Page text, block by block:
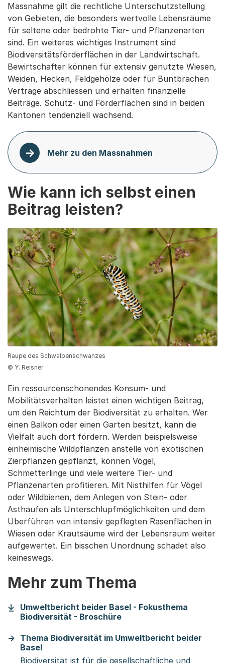
Massnahme gilt die rechtliche Unterschutzstellung
von Gebieten, die besonders wertvolle Lebensräume
für seltene oder bedrohte Tier- und Pflanzenarten
sind. Ein weiteres wichtiges Instrument sind
Biodiversitätsförderflächen in der Landwirtschaft.
Bewirtschafter können für extensiv genutzte Wiesen,
Weiden, Hecken, Feldgehölze oder für Buntbrachen
Verträge abschliessen und erhalten finanzielle
Beiträge. Schutz- und Förderflächen sind in beiden
Kantonen tendenziell wachsend.
Mehr zu den Massnahmen
Wie kann ich selbst einen
Beitrag leisten?
Raupe des Schwalbenschwanzes
© Y. Reisner
Ein ressourcenschonendes Konsum- und
Mobilitätsverhalten leistet einen wichtigen Beitrag,
um den Reichtum der Biodiversität zu erhalten. Wer
einen Balkon oder einen Garten besitzt, kann die
Vielfalt auch dort fördern. Werden beispielsweise
einheimische Wildpflanzen anstelle von exotischen
Zierpflanzen gepflanzt, können Vögel,
Schmetterlinge und viele weitere Tier- und
Pflanzenarten profitieren. Mit Nisthilfen für Vögel
oder Wildbienen, dem Anlegen von Stein- oder
Asthaufen als Unterschlupfmöglichkeiten und dem
Überführen von intensiv gepflegten Rasenflächen in
Wiesen oder Krautsäume wird der Lebensraum weiter
aufgewertet. Ein bisschen Unordnung schadet also
keineswegs.
Mehr zum Thema
Umweltbericht beider Basel - Fokusthema
Biodiversität - Broschüre(Startet einen Download)
Thema Biodiversität im Umweltbericht beider
Basel
Biodiversität ist für die gesellschaftliche und